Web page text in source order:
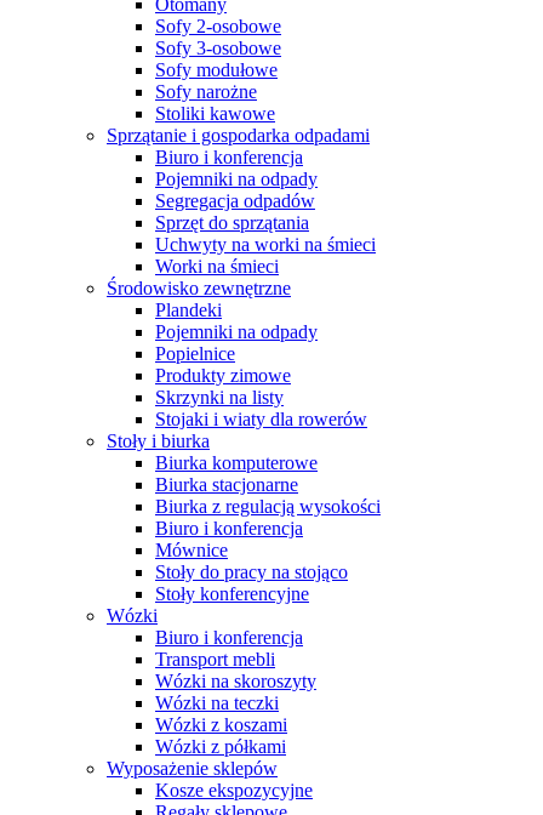
Sofy 2-osobowe
Sofy 3-osobowe
Sofy modułowe
Sofy narożne
Stoliki kawowe
Sprzątanie i gospodarka odpadami
Biuro i konferencja
Pojemniki na odpady
Segregacja odpadów
Sprzęt do sprzątania
Uchwyty na worki na śmieci
Worki na śmieci
Środowisko zewnętrzne
Plandeki
Pojemniki na odpady
Popielnice
Produkty zimowe
Skrzynki na listy
Stojaki i wiaty dla rowerów
Stoły i biurka
Biurka komputerowe
Biurka stacjonarne
Biurka z regulacją wysokości
Biuro i konferencja
Mównice
Stoły do pracy na stojąco
Stoły konferencyjne
Wózki
Biuro i konferencja
Transport mebli
Wózki na skoroszyty
Wózki na teczki
Wózki z koszami
Wózki z półkami
Wyposażenie sklepów
Kosze ekspozycyjne